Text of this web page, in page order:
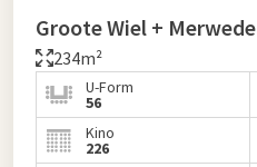
Groote Wiel + Merwede
234m²
U-Form
56
Kino
226